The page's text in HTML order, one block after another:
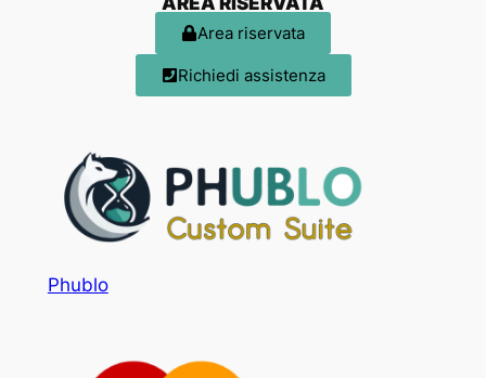
Area riservata
Richiedi assistenza
Phublo